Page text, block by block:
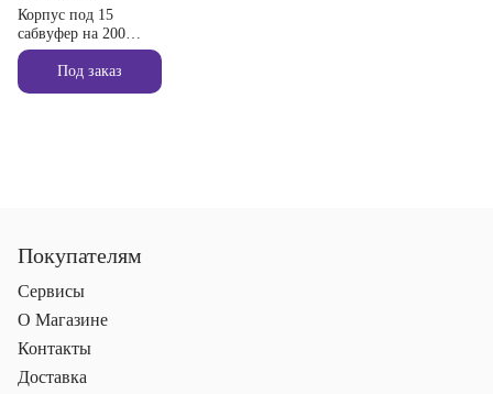
Корпус под 15
сабвуфер на 200
трубе (вышивка
BASSVLOG)
Под заказ
Покупателям
Сервисы
О Магазине
Контакты
Доставка